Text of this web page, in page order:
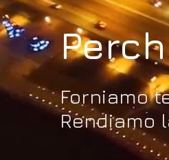
Forniamo
Rendiamo